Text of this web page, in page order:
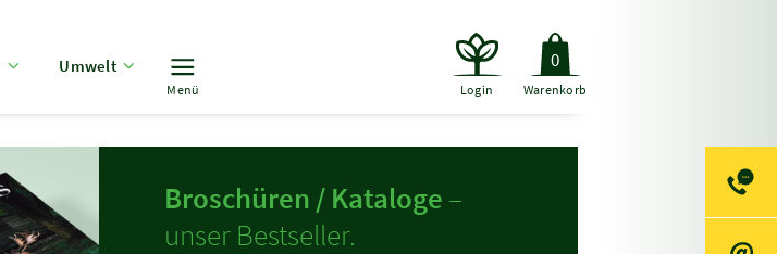
Umwelt
Menü Login Warenkorb
0
Broschüren / Kataloge –
unser Bestseller.